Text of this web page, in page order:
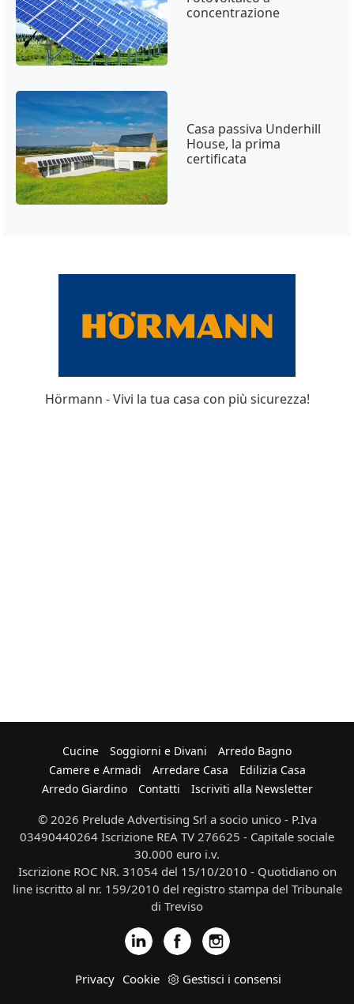
concentrazione
Casa passiva Underhill
House, la prima
certificata
Hörmann - Vivi la tua casa con più sicurezza!
Cucine Soggiorni e Divani
Arredo Bagno
Camere e Armadi
Arredare Casa
Edilizia Casa
Arredo Giardino
Contatti Iscriviti alla Newsletter
© 2026 Prelude Advertising Srl a socio unico - P.Iva
03490440264 Iscrizione REA TV 276625 - Capitale sociale
30.000 euro i.v.
Iscrizione ROC NR. 31054 del 15/10/2010 - Quotidiano on
line iscritto al nr. 159/2010 del registro stampa del Tribunale
di Treviso
Privacy Cookie Gestisci i consensi